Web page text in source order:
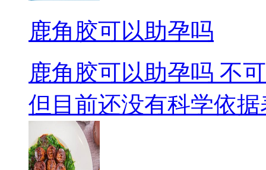
鹿角胶可以助孕吗
鹿角胶可以助孕吗 不
但目前还没有科学依据